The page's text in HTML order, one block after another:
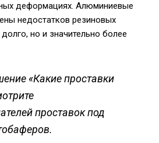
деформациях. Алюминиевые
недостатков резиновых
но и значительно более
«Какие проставки
проставок под